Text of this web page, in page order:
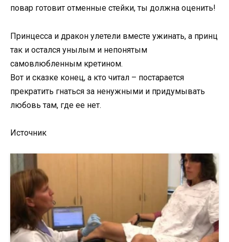
повар готовит отменные стейки, ты должна оценить!
Принцесса и дракон улетели вместе ужинать, а принц
так и остался унылым и непонятым
самовлюбленным кретином.
Вот и сказке конец, а кто читал – постарается
прекратить гнаться за ненужными и придумывать
любовь там, где ее нет.
Источник